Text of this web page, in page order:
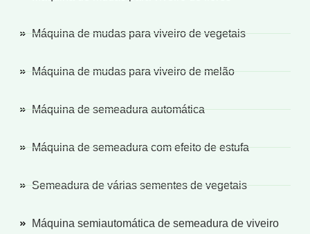
Máquina de mudas para viveiro de vegetais
Máquina de mudas para viveiro de melão
Máquina de semeadura automática
Máquina de semeadura com efeito de estufa
Semeadura de várias sementes de vegetais
Máquina semiautomática de semeadura de viveiro